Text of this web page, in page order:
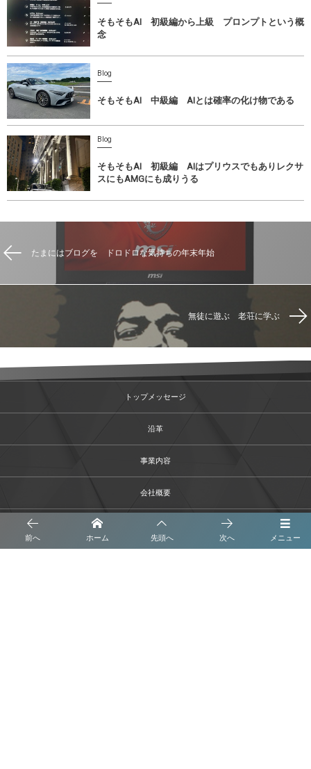
そもそもAI 初級編から上級 プロンプトという概
念
Blog
そもそもAI 中級編 AIとは確率の化け物である
Blog
そもそもAI 初級編 AIはプリウスでもありレクサ
スにもAMGにも成りうる
たまにはブログを ドロドロな気持ちの年末年始
無徒に遊ぶ 老荘に学ぶ
メニュー
前へ ホーム 先頭へ 次へ
トップメッセージ
沿革
事業内容
会社概要
ブログ